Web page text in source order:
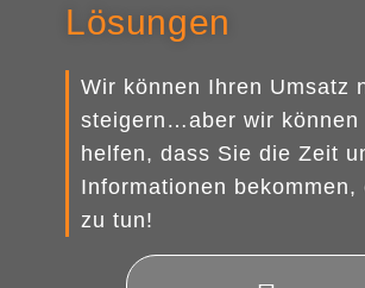
Lösungen
Wir können Ihren Umsatz
steigern…aber wir können
helfen, dass Sie die Zeit
Informationen bekommen,
zu tun!